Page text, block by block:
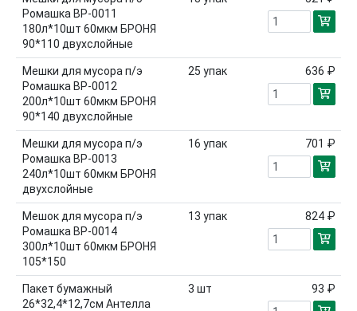
Ромашка ВР-0011
180л*10шт 60мкм БРОНЯ
90*110 двухслойные
Мешки для мусора п/э
Ромашка ВР-0012
200л*10шт 60мкм БРОНЯ
90*140 двухслойные
25 упак 636 ₽
Мешки для мусора п/э
Ромашка ВР-0013
240л*10шт 60мкм БРОНЯ
двухслойные
16 упак 701 ₽
Мешок для мусора п/э
Ромашка ВР-0014
300л*10шт 60мкм БРОНЯ
105*150
13 упак 824 ₽
Пакет бумажный
26*32,4*12,7см Антелла
3 шт 93 ₽